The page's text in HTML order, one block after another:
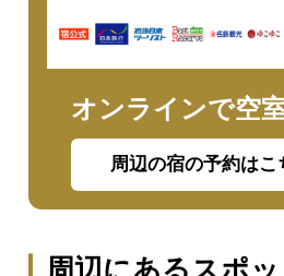
オンラインで空
周辺の宿の予約はこ
周辺にあるスポッ